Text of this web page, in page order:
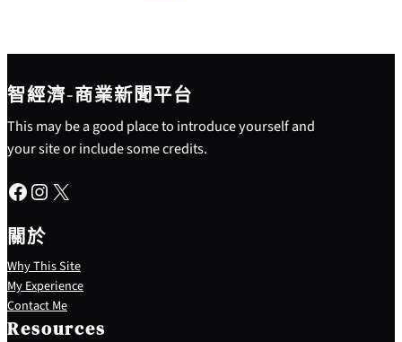
智經濟-商業新聞平台
This may be a good place to introduce yourself and
your site or include some credits.
Facebook Instagram X
關於
Why This Site
My Experience
Contact Me
Resources